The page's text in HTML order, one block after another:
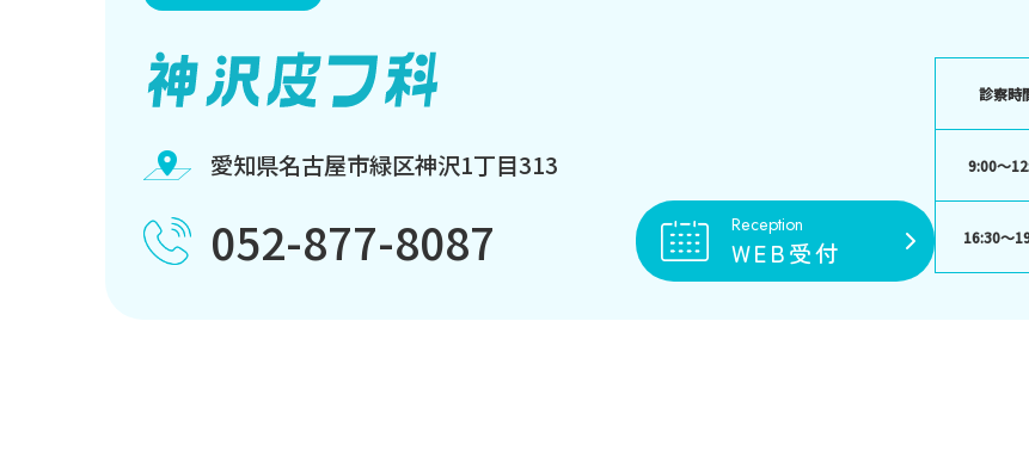
愛知県名古屋市緑区神沢1丁目313
052-877-8087 Reception
WEB受付
診察時
9:00〜
16:30〜